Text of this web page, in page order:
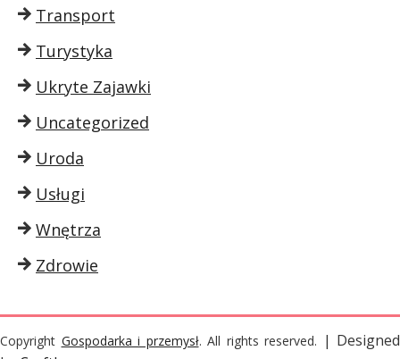
Transport
Turystyka
Ukryte Zajawki
Uncategorized
Uroda
Usługi
Wnętrza
Zdrowie
Copyright Gospodarka i przemysł. All rights reserved. | Designed